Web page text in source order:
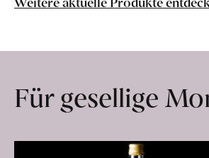
Hof
erfahren
Für gesellige